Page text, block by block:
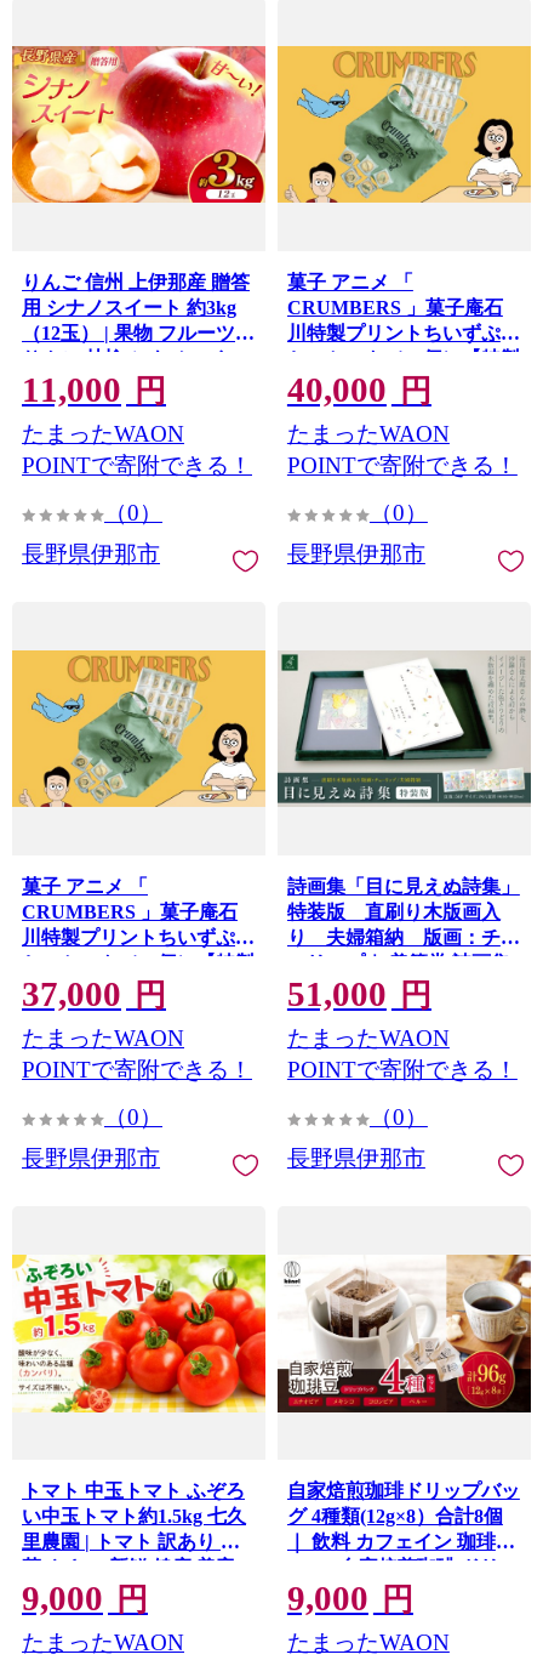
りんご 信州 上伊那産 贈答
用 シナノスイート 約3kg
（12玉） | 果物 フルーツ
りんご 林檎 シナノスイー
ト 上伊那産 長野県 伊那市
【011-a9】
11,000 円
たまったWAON
POINTで寄附できる！
（0）
長野県伊那市
菓子 アニメ 「
CRUMBERS 」菓子庵石
川特製プリントちいずぷっ
ちいセット（30個）【特製
メモリアル・キャンバス梱
包エコ仕様】 ｜ 伊那市 長
野県【040-15】
40,000 円
たまったWAON
POINTで寄附できる！
（0）
長野県伊那市
菓子 アニメ 「
CRUMBERS 」菓子庵石
川特製プリントちいずぷっ
ちいセット（25個）【特製
メモリアル・キャンバス梱
包エコ仕様】 ｜ 伊那市 長
野県【037-17】
37,000 円
たまったWAON
POINTで寄附できる！
（0）
長野県伊那市
詩画集「目に見えぬ詩集」
特装版 直刷り木版画入
り 夫婦箱納 版画：チュ
ーリップ｜ 美篶堂 詩画集
谷川俊太郎 木版画 直刷り
手刷り チューリップ 伊那
市 長野県 信州 【051-07】
51,000 円
たまったWAON
POINTで寄附できる！
（0）
長野県伊那市
トマト 中玉トマト ふぞろ
い中玉トマト約1.5kg 七久
里農園 | トマト 訳あり 野
菜 やさい 新鮮 健康 美容
長野県 伊那市【009-63】
9,000 円
たまったWAON
自家焙煎珈琲ドリップバッ
グ 4種類(12g×8）合計8個
｜ 飲料 カフェイン 珈琲
coffee 自家焙煎珈琲 ドリッ
プバッグ 伊那 長野 信州 ふ
るさと納税【009-62】
9,000 円
たまったWAON